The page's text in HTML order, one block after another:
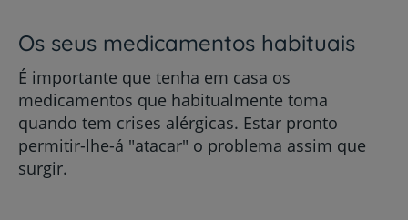
Os seus medicamentos habituais
É importante que tenha em casa os
medicamentos que habitualmente toma
quando tem crises alérgicas. Estar pronto
permitir-lhe-á "atacar" o problema assim que
surgir.